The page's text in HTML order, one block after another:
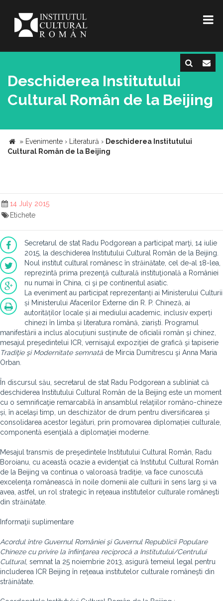
Deschiderea Institutului
Cultural Român de la Beijing
» Evenimente › Literatură › Deschiderea Institutului
Cultural Român de la Beijing
14 July 2015
Etichete
Secretarul de stat Radu Podgorean a participat marţi, 14 iulie
2015, la deschiderea Institutului Cultural Român de la Beijing.
Noul institut cultural românesc în străinătate, cel de-al 18-lea,
reprezintă prima prezenţă culturală instituţională a României
nu numai în China, ci şi pe continentul asiatic.
La eveniment au participat reprezentanți ai Ministerului Culturii
și Ministerului Afacerilor Externe din R. P. Chineză, ai
autorităților locale și ai mediului academic, inclusiv experți
chinezi în limba și literatura română, ziariști. Programul
manifestării a inclus alocuțiuni susținute de oficialii român şi chinez,
mesajul preşedintelui ICR, vernisajul expoziţiei de grafică şi tapiserie
Tradiţie şi Modernitate semnată de Mircia Dumitrescu şi Anna Maria
Orban.
În discursul său, secretarul de stat Radu Podgorean a subliniat că
deschiderea Institutului Cultural Român de la Beijing este un moment
cu o semnificaţie remarcabilă în ansamblul relaţiilor româno-chineze
și, în acelaşi timp, un deschizător de drum pentru diversificarea și
consolidarea acestor legături, prin promovarea diplomației culturale,
componentă esenţială a diplomaţiei moderne.
Mesajul transmis de preşedintele Institutului Cultural Român, Radu
Boroianu, cu această ocazie a evidenţiat că Institutul Cultural Român
de la Beijing va continua o valoroasă tradiţie, va face cunoscută
excelenţa românească în noile domenii ale culturii în sens larg și va
avea, astfel, un rol strategic în reţeaua institutelor culturale româneşti
din străinătate.
Informaţii suplimentare
Acordul între Guvernul României şi Guvernul Republicii Populare
Chineze cu privire la înfiinţarea reciprocă a Institutului/Centrului
Cultural, semnat la 25 noiembrie 2013, asigură temeiul legal pentru
includerea ICR Beijing în reţeaua institutelor culturale româneşti din
străinătate.